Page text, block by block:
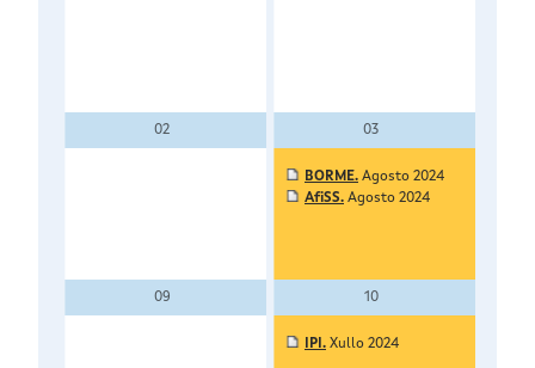
02 03
BORME. Agosto 2024
AfiSS. Agosto 2024
09 10
IPI. Xullo 2024